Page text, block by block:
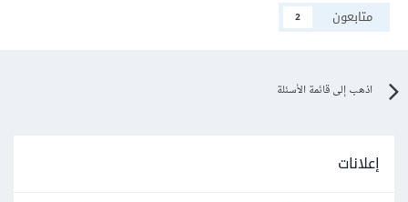
متابعون
2
اذهب إلى قائمة الأسئلة
إعلانات